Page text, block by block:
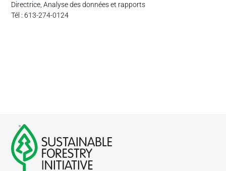
Directrice, Analyse des données et rapports
Tél : 613-274-0124